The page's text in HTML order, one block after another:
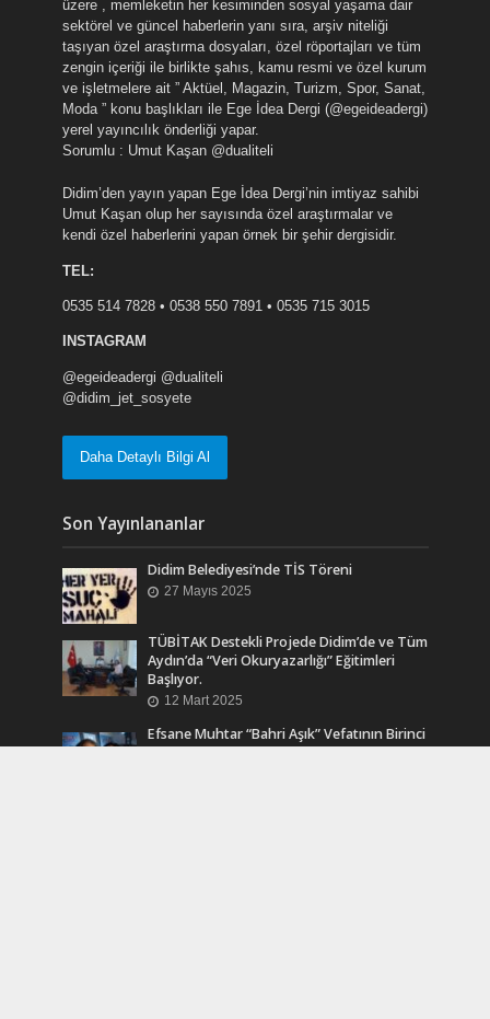
üzere , memleketin her kesiminden sosyal yaşama dair
sektörel ve güncel haberlerin yanı sıra, arşiv niteliği
taşıyan özel araştırma dosyaları, özel röportajları ve tüm
zengin içeriği ile birlikte şahıs, kamu resmi ve özel kurum
ve işletmelere ait ” Aktüel, Magazin, Turizm, Spor, Sanat,
Moda ” konu başlıkları ile Ege İdea Dergi (@egeideadergi)
yerel yayıncılık önderliği yapar.
Sorumlu : Umut Kaşan @dualiteli
Didim’den yayın yapan Ege İdea Dergi’nin imtiyaz sahibi
Umut Kaşan olup her sayısında özel araştırmalar ve
kendi özel haberlerini yapan örnek bir şehir dergisidir.
TEL:
0535 514 7828 • 0538 550 7891 • 0535 715 3015
INSTAGRAM
@egeideadergi @dualiteli
@didim_jet_sosyete
Daha Detaylı Bilgi Al
Son Yayınlananlar
Didim Belediyesi’nde TİS Töreni
27 Mayıs 2025
TÜBİTAK Destekli Projede Didim’de ve Tüm
Aydın’da “Veri Okuryazarlığı” Eğitimleri
Başlıyor.
12 Mart 2025
Efsane Muhtar “Bahri Aşık” Vefatının Birinci
Yılında Unutulmadı